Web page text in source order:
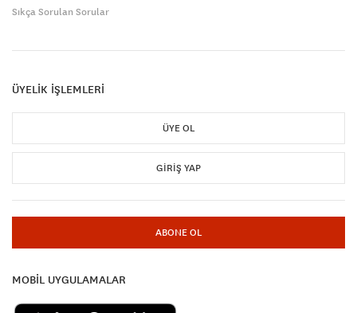
Sıkça Sorulan Sorular
ÜYELİK İŞLEMLERİ
ÜYE OL
GIRIŞ YAP
ABONE OL
MOBİL UYGULAMALAR